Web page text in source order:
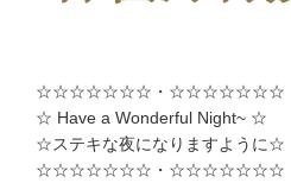
☆☆☆☆☆☆☆・☆☆☆☆☆☆☆
☆ Have a Wonderful Night~ ☆
☆ステキな夜になりますように☆
☆☆☆☆☆☆☆・☆☆☆☆☆☆☆